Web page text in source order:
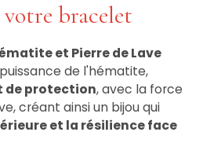
bracelet
et Pierre de Lave
de l'hématite,
de protection, avec la force
créant ainsi un bijou qui
et la résilience face